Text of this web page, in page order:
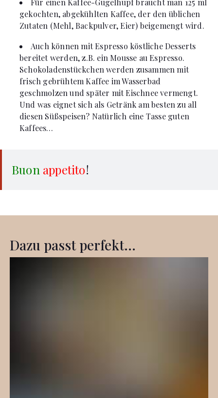
gekochten, abgekühlten Kaffee, der den üblichen
Zutaten (Mehl, Backpulver, Eier) beigemengt wird.
Auch können mit Espresso köstliche Desserts
bereitet werden, z.B. ein Mousse au Espresso.
Schokoladenstückchen werden zusammen mit
frisch gebrühtem Kaffee im Wasserbad
geschmolzen und später mit Eischnee vermengt.
Und was eignet sich als Getränk am besten zu all
diesen Süßspeisen? Natürlich eine Tasse guten
Kaffees…
Buon appetito!
Dazu passt perfekt...